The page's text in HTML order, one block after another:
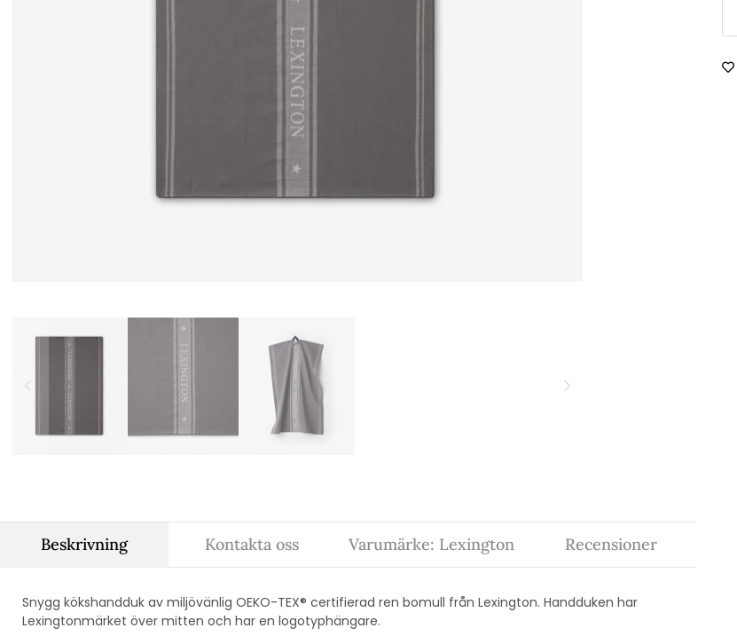
Beskrivning
Snygg kökshandduk av miljövänlig OEKO-TEX® certifierad ren bomull från Lexington. Handduken har
Lexingtonmärket över mitten och har en logotyphängare.
Kontakta oss Varumärke: Lexington Recensioner